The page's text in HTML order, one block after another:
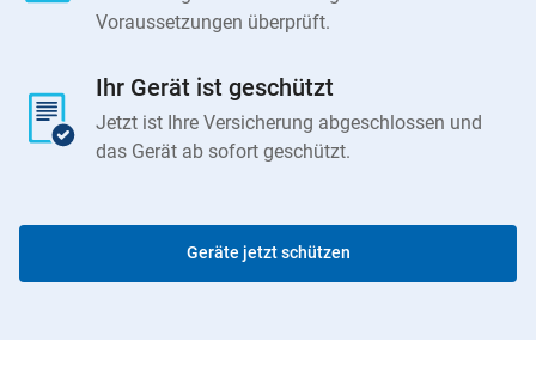
Voraussetzungen überprüft.
Ihr Gerät ist geschützt
Jetzt ist Ihre Versicherung abgeschlossen und
das Gerät ab sofort geschützt.
Geräte jetzt schützen